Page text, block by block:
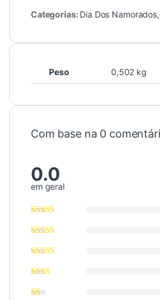
Categorias: Dia Dos Namorados,
Peso 0,502 kg
Com base na 0
0.0
em geral